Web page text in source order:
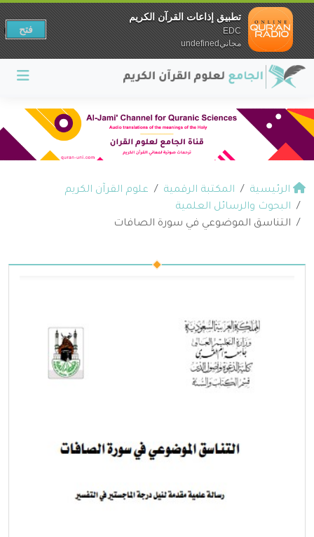
الرئيسية المكتبة الرقمية
علوم القرآن الكريم
البحوث والرسائل العلمية
التناسق الموضوعي في سورة الصافات
تطبيق إذاعات القرآن الكريم
EDC
مجانيundefined
فتح